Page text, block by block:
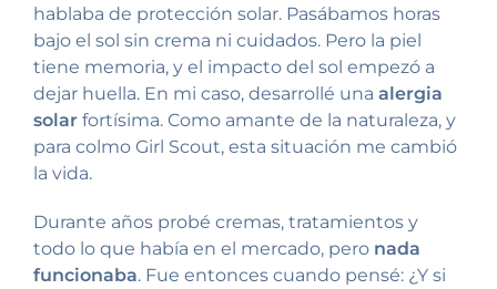
hablaba de protección solar. Pasábamos horas
bajo el sol sin crema ni cuidados. Pero la piel
tiene memoria, y el impacto del sol empezó a
dejar huella. En mi caso, desarrollé una alergia
solar fortísima. Como amante de la naturaleza, y
para colmo Girl Scout, esta situación me cambió
la vida.
Durante años probé cremas, tratamientos y
todo lo que había en el mercado, pero nada
funcionaba. Fue entonces cuando pensé: ¿Y si